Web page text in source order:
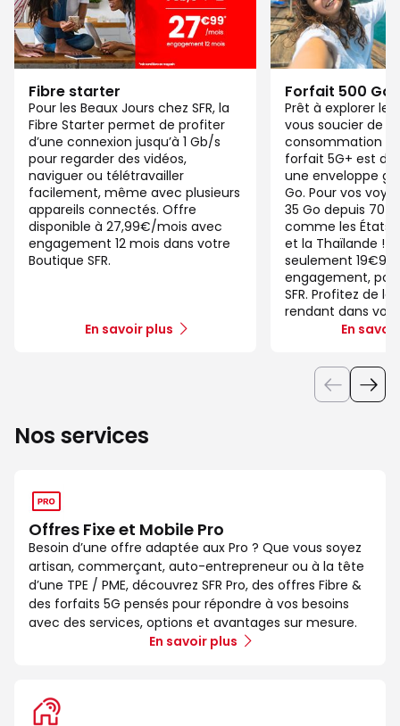
Fibre starter
Pour les Beaux Jours chez SFR, la
Fibre Starter permet de profiter
d’une connexion jusqu’à 1 Gb/s
pour regarder des vidéos,
naviguer ou télétravailler
facilement, même avec plusieurs
appareils connectés. Offre
disponible à 27,99€/mois avec
engagement 12 mois dans votre
Boutique SFR.
En savoir plus
Forfait 500 Go
Prêt à explorer le
vous soucier de
consommation
forfait 5G+ est
une enveloppe
Go. Pour vos
35 Go depuis 70
comme les États-
et la Thaïlande !
seulement
engagement,
SFR. Profitez de
rendant dans
En
Nos services
Offres Fixe et Mobile Pro
Besoin d’une offre adaptée aux Pro ? Que vous soyez
artisan, commerçant, auto-entrepreneur ou à la tête
d’une TPE / PME, découvrez SFR Pro, des offres Fibre &
des forfaits 5G pensés pour répondre à vos besoins
avec des services, options et avantages sur mesure.
En savoir plus